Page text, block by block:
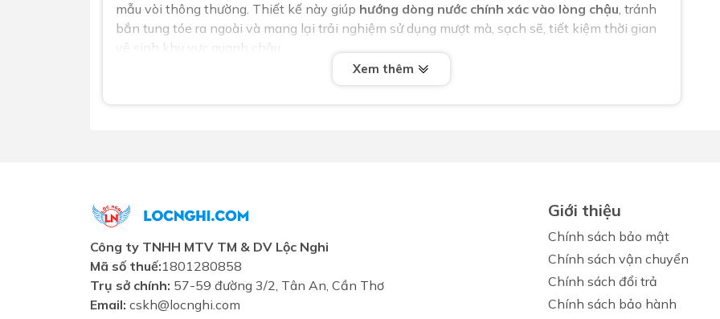
mẫu vòi thông thường. Thiết kế này giúp hướng dòng nước chính xác vào lòng chậu, tránh
bắn tung tóe ra ngoài và mang lại trải nghiệm sử dụng mượt mà, sạch sẽ, tiết kiệm thời gian
vệ sinh khu vực quanh chậu.
Tích hợp xả ty đồng bộ – tiện lợi và vệ sinh hơn
Sản phẩm đi kèmxả ty tích hợp ngay trên thân vòi, giúp người dùng dễ dàng đóng/mở
Câu hỏi thường gặp (FAQ)
1. Vòi INAX LFV-6012S có phù hợp với lavabo đặt bàn không?
Có. Với chiều cao 160mm và thiết kế vuông vức, sản phẩm phù hợp hoàn hảo với các mẫu
lavabo đặt bàn hoặc có thành cao.
2. Xả ty tích hợp hoạt động ra sao?
Xem thêm
Công ty TNHH MTV TM & DV Lộc Nghi
Mã số thuế:1801280858
Trụ sở chính: 57-59 đường 3/2, Tân An, Cần Thơ
Email: cskh@locnghi.com
Giới thiệu
Chính sách bảo mật
Chính sách vận chuyển
Chính sách đổi trả
Chính sách bảo hành